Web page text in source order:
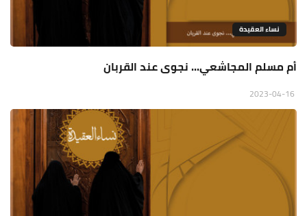
نساء العقيدة
أم مسلم المجاشعي... نجوى عند القربان